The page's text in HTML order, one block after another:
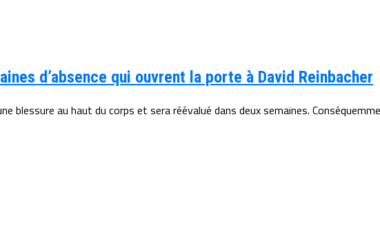
d’absence qui ouvrent la porte à David Reinbacher
blessure au haut du corps et sera réévalué dans deux semaines.